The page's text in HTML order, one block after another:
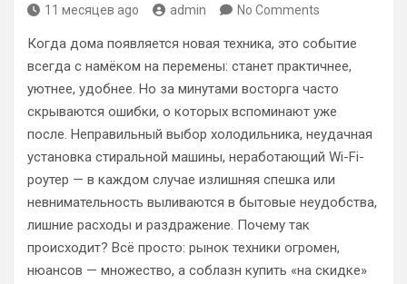
11 месяцев ago admin No Comments
Когда дома появляется новая техника, это событие
всегда с намёком на перемены: станет практичнее,
уютнее, удобнее. Но за минутами восторга часто
скрываются ошибки, о которых вспоминают уже
после. Неправильный выбор холодильника, неудачная
установка стиральной машины, неработающий Wi-Fi-
роутер — в каждом случае излишняя спешка или
невнимательность выливаются в бытовые неудобства,
лишние расходы и раздражение. Почему так
происходит? Всё просто: рынок техники огромен,
нюансов — множество, а соблазн купить «на скидке»